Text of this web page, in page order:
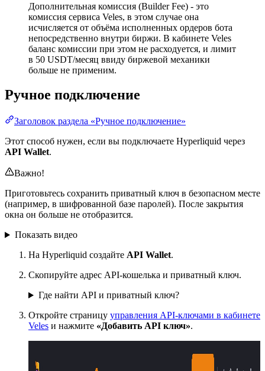
Дополнительная комиссия (Builder Fee) - это
комиссия сервиса Veles, в этом случае она
исчисляется от объёма исполненных ордеров бота
непосредственно внутри биржи. В кабинете Veles
баланс комиссии при этом не расходуется, и лимит
в 50 USDT/месяц ввиду биржевой механики
больше не применим.
Ручное подключение
Заголовок раздела «Ручное подключение»
Этот способ нужен, если вы подключаете Hyperliquid через
API Wallet.
Важно!
Приготовьтесь сохранить приватный ключ в безопасном месте
(например, в шифрованной базе паролей). После закрытия
окна он больше не отобразится.
Показать видео
На Hyperliquid создайте API Wallet.
Скопируйте адрес API-кошелька и приватный ключ.
Где найти API и приватный ключ?
Откройте страницу управления API-ключами в кабинете
Veles и нажмите «Добавить API ключ».